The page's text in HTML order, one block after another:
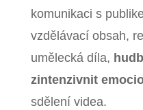
komunikaci s
vzdělávací obsah,
umělecká díla,
zintenzivnit
sdělení videa.